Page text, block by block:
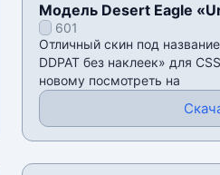
Модель Desert Eagle
наклеек» для CSS v34
601
Отличный скин под
DDPAT без наклеек» для
новому посмотреть на